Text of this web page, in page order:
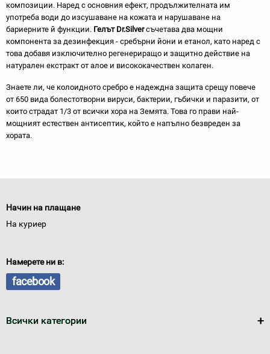
композиции. Наред с основния ефект, продължителната им
употреба води до изсушаване на кожата и нарушаване на
бариерните й функции. Гелът Dr.Silverсъчетава два мощни
компонента за дезинфекция - сребърни йони и етанол, като наред с
това добавя изключително регенериращо и защитно действие на
натурален екстракт от алое и висококачествен колаген.
Знаете ли, че колоидното сребро е надеждна защита срещу повече
от 650 вида болестотворни вируси, бактерии, гъбички и паразити, от
които страдат 1/3 от всички хора на Земята. Това го прави най-
мощният естествен антисептик, който е напълно безвреден за
хората.
Начин на плащане
На куриер
Намерете ни в:
facebook
Всички категории